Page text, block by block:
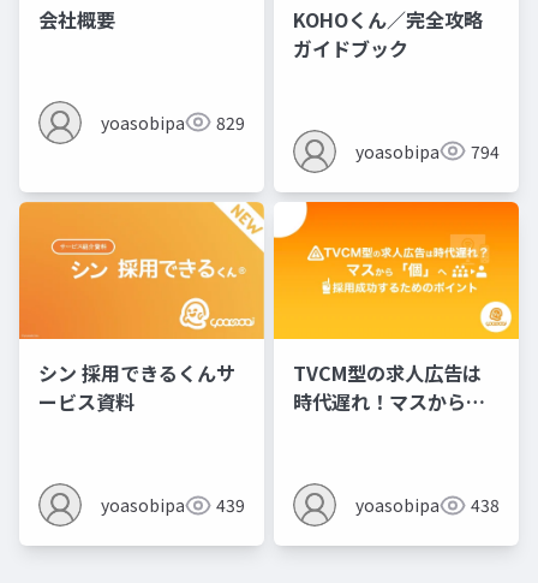
会社概要
yoasobipartner829
KOHOくん／完全攻略
ガイドブック
yoasobipartner794
シン 採用できるくんサ
ービス資料
yoasobipartner439
TVCM型の求人広告は
時代遅れ！マスから
yoasobipartner438